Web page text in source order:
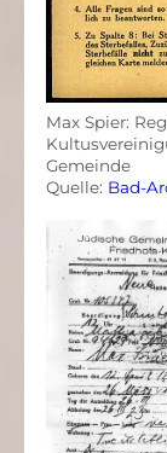
Max Spier:
Gemeinde
Quelle: Bad-